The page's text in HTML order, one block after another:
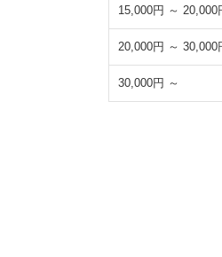
15,000円 ～ 20,000
20,000円 ～ 30,000
30,000円 ～